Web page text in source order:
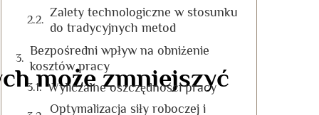
może zmniejszyć
Zalety technologiczne w stosunku
do tradycyjnych metod
Bezpośredni wpływ na obniżenie
kosztów pracy
Wyliczalne oszczędności pracy
Optymalizacja siły roboczej i